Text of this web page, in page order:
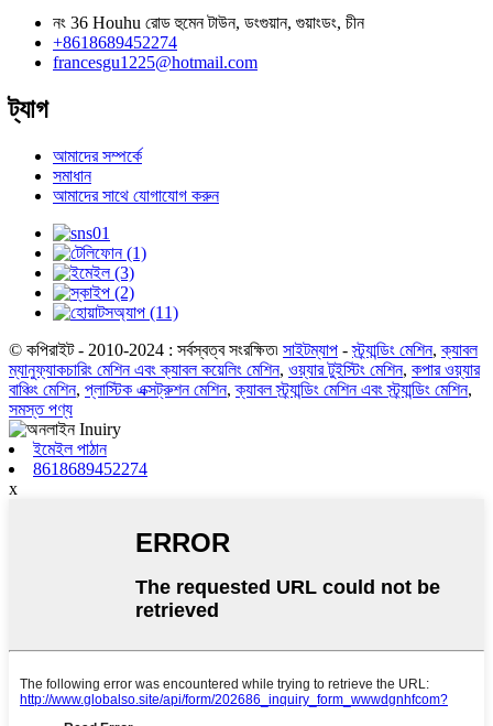
নং 36 Houhu রোড হুমেন টাউন, ডংগুয়ান, গুয়াংডং, চীন
+8618689452274
francesgu1225@hotmail.com
ট্যাগ
আমাদের সম্পর্কে
সমাধান
আমাদের সাথে যোগাযোগ করুন
© কপিরাইট - 2010-2024 : সর্বস্বত্ব সংরক্ষিত৷ সাইটম্যাপ -স্ট্র্যান্ডিং মেশিন,ক্যাবল
ম্যানুফ্যাকচারিং মেশিন এবং ক্যাবল কয়েলিং মেশিন, ওয়্যার টুইস্টিং মেশিন, কপার ওয়্যার
বাঞ্চিং মেশিন, প্লাস্টিক এক্সট্রুশন মেশিন,ক্যাবল স্ট্র্যান্ডিং মেশিন এবং স্ট্র্যান্ডিং মেশিন,
সমস্ত পণ্য
ইমেইল পাঠান
8618689452274
x